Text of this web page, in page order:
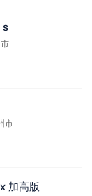
s
市
加高版